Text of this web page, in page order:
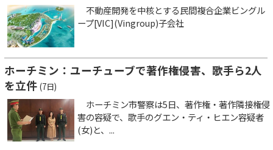
不動産開発を中核とする民間複合企業ビングル
ープ[VIC](Vingroup)子会社
ホーチミン：ユーチューブで著作権侵害、歌手ら2人
を立件 (7日)
ホーチミン市警察は5日、著作権・著作隣接権侵
害の容疑で、歌手のグエン・ティ・ヒエン容疑者
(女)と、...